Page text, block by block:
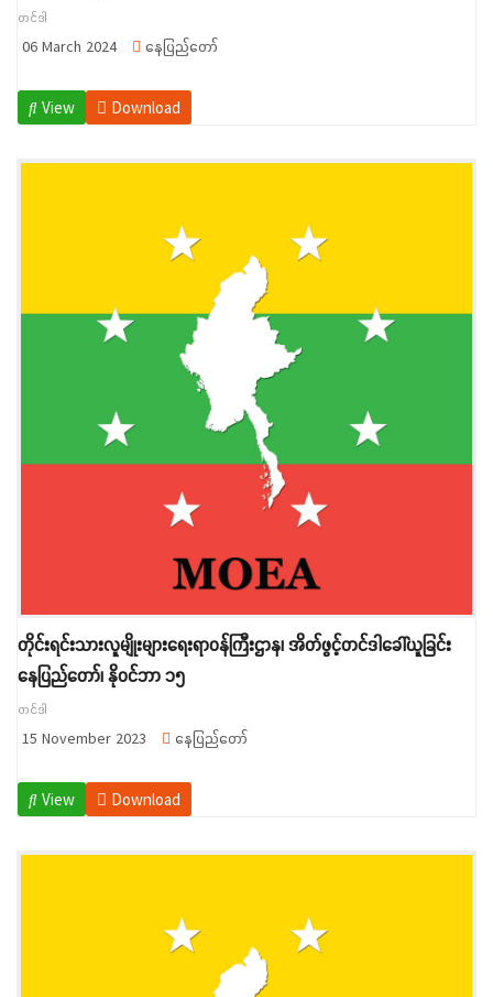
တင်ဒါ
06 March 2024 နေပြည်တော်
View Download
တိုင်းရင်းသားလူမျိုးများရေးရာဝန်ကြီးဌာန၊ အိတ်ဖွင့်တင်ဒါခေါ်ယူခြင်း
နေပြည်တော်၊ နိုဝင်ဘာ ၁၅
တင်ဒါ
15 November 2023 နေပြည်တော်
View Download